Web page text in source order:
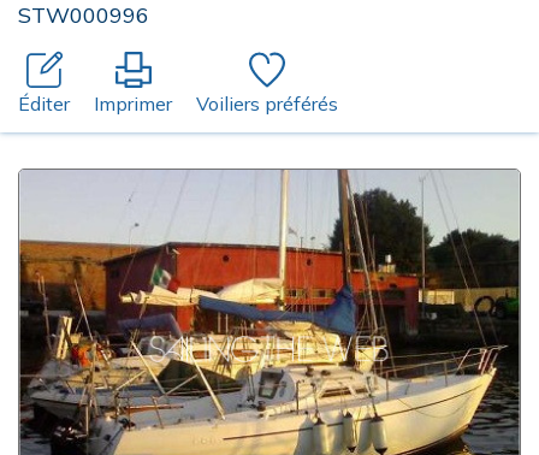
STW000996
Éditer Imprimer Voiliers préférés